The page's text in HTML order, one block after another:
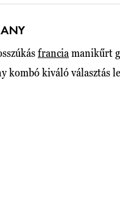
francia manikűrt
kombó kiváló választás